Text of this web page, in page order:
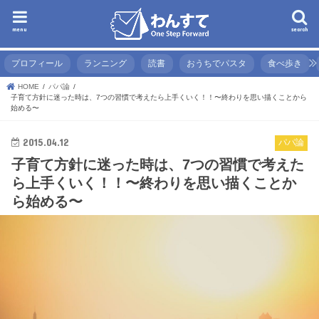
search
menu
プロフィール ランニング 読書 おうちでパスタ 食べ歩き
HOME
パパ論
子育て方針に迷った時は、7つの習慣で考えたら上手くいく！！〜終わりを思い描くことから
始める〜
パパ論
2015.04.12
子育て方針に迷った時は、7つの習慣で考えた
ら上手くいく！！〜終わりを思い描くことか
ら始める〜